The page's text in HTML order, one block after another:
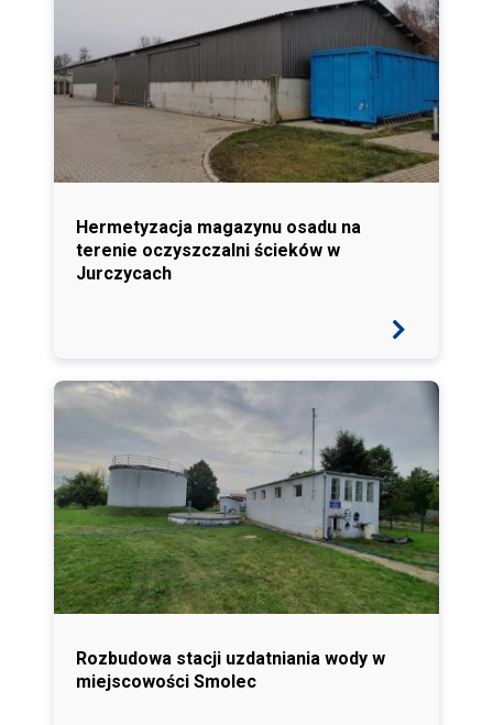
Hermetyzacja magazynu osadu na
terenie oczyszczalni ścieków w
Jurczycach
Rozbudowa stacji uzdatniania wody w
miejscowości Smolec